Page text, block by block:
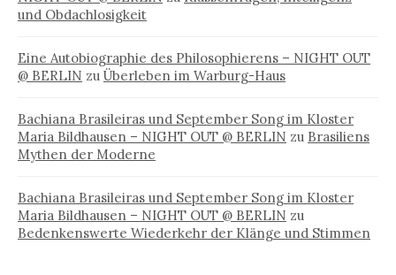
und Obdachlosigkeit
Eine Autobiographie des Philosophierens – NIGHT OUT
@ BERLIN zu Überleben im Warburg-Haus
Bachiana Brasileiras und September Song im Kloster
Maria Bildhausen – NIGHT OUT @ BERLIN zu Brasiliens
Mythen der Moderne
Bachiana Brasileiras und September Song im Kloster
Maria Bildhausen – NIGHT OUT @ BERLIN zu
Bedenkenswerte Wiederkehr der Klänge und Stimmen